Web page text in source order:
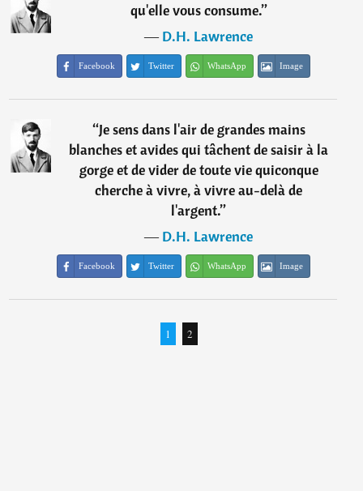
qu'elle vous consume.”
―D.H. Lawrence
Facebook Twitter WhatsApp Image
“Je sens dans l'air de grandes mains
blanches et avides qui tâchent de saisir à la
gorge et de vider de toute vie quiconque
cherche à vivre, à vivre au-delà de
l'argent.”
―D.H. Lawrence
Facebook Twitter WhatsApp Image
1 2